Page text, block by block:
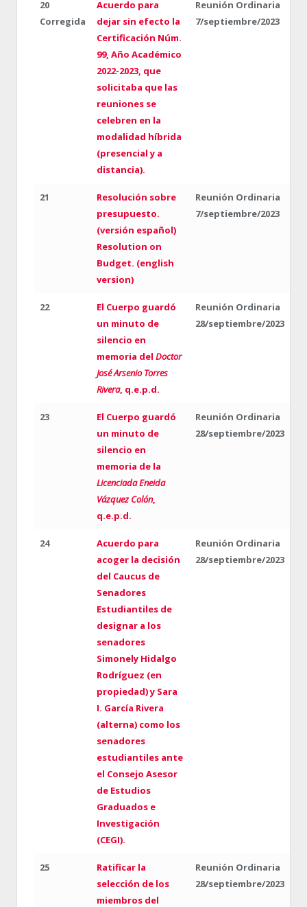
20
Corregida
Acuerdo para
dejar sin efecto la
Certificación Núm.
99, Año Académico
2022-2023, que
solicitaba que las
reuniones se
celebren en la
modalidad híbrida
(presencial y a
distancia).
Reunión Ordinaria
7/septiembre/2023
21
Resolución sobre
presupuesto.
(versión español)
Resolution on
Budget. (english
version)
Reunión Ordinaria
7/septiembre/2023
22
El Cuerpo guardó
un minuto de
silencio en
memoria del Doctor
José Arsenio Torres
Rivera, q.e.p.d.
Reunión Ordinaria
28/septiembre/2023
23
El Cuerpo guardó
un minuto de
silencio en
memoria de la
Licenciada Eneida
Vázquez Colón,
q.e.p.d.
Reunión Ordinaria
28/septiembre/2023
24
Acuerdo para
acoger la decisión
del Caucus de
Senadores
Estudiantiles de
designar a los
senadores
Simonely Hidalgo
Rodríguez (en
propiedad) y Sara
I. García Rivera
(alterna) como los
senadores
estudiantiles ante
el Consejo Asesor
de Estudios
Graduados e
Investigación
(CEGI).
Reunión Ordinaria
28/septiembre/2023
25
Ratificar la
selección de los
miembros del
Reunión Ordinaria
28/septiembre/2023